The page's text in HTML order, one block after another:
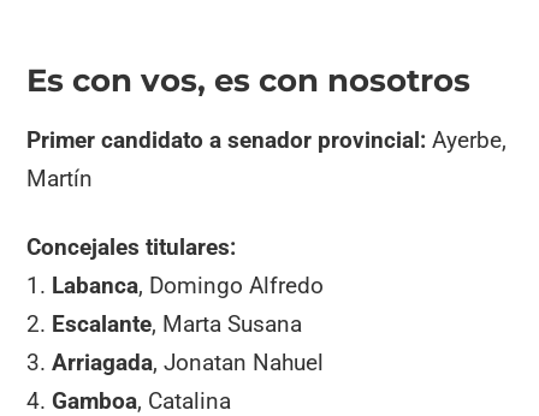
Es con vos, es con nosotros
Primer candidato a senador provincial: Ayerbe,
Martín
Concejales titulares:
1. Labanca, Domingo Alfredo
2. Escalante, Marta Susana
3.Arriagada, Jonatan Nahuel
4. Gamboa, Catalina